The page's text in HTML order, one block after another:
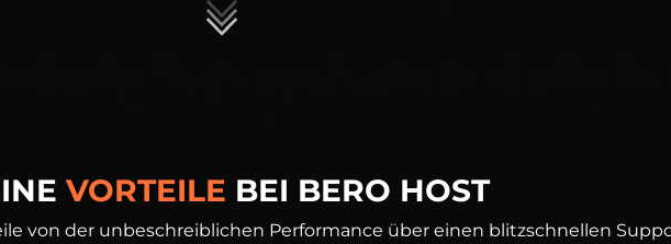
VORTEILE BEI BERO HOST
von der unbeschreiblichen Performance über einen blitzschnellen